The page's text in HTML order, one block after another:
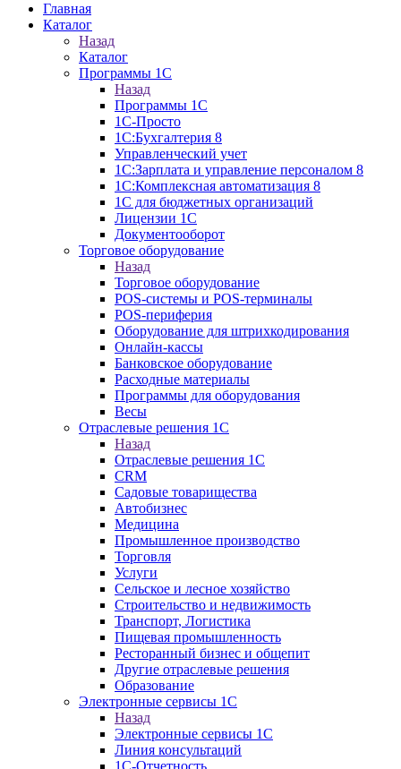
Главная
Каталог
Назад
Каталог
Программы 1С
Назад
Программы 1С
1С-Просто
1С:Бухгалтерия 8
Управленческий учет
1С:Зарплата и управление персоналом 8
1C:Комплексная автоматизация 8
1С для бюджетных организаций
Лицензии 1С
Документооборот
Торговое оборудование
Назад
Торговое оборудование
POS-системы и POS-терминалы
POS-периферия
Оборудование для штрихкодирования
Онлайн-кассы
Банковское оборудование
Расходные материалы
Программы для оборудования
Весы
Отраслевые решения 1С
Назад
Отраслевые решения 1С
CRM
Садовые товарищества
Автобизнес
Медицина
Промышленное производство
Торговля
Услуги
Сельское и лесное хозяйство
Строительство и недвижимость
Транспорт, Логистика
Пищевая промышленность
Ресторанный бизнес и общепит
Другие отраслевые решения
Образование
Электронные сервисы 1С
Назад
Электронные сервисы 1С
Линия консультаций
1С-Отчетность